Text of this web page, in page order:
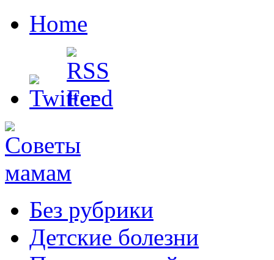
Home
Без рубрики
Детские болезни